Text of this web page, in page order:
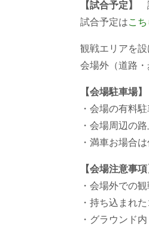
【試合予定】
試合予定はこ
観戦エリアを
会場外（道路
【会場駐車場】
・会場の有料
・会場周辺の
・満車お場合
【会場注意事項
・会場外での
・持ち込まれ
・グラウンド